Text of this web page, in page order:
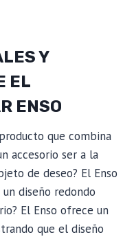
Y
EL
ENSO
que combina
accesorio ser a la
de deseo? El Enso
diseño redondo
El Enso ofrece un
que el diseño